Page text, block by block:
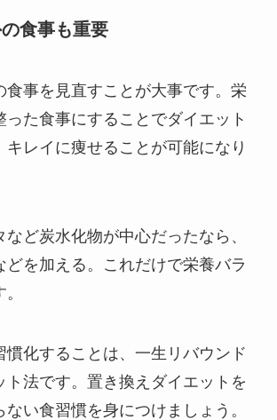
食事も重要
食事を見直すことが大事です。栄
った食事にすることでダイエット
キレイに痩せることが可能になり
など炭水化物が中心だったなら、
どを加える。これだけで栄養バラ
慣化することは、一生リバウンド
ト法です。置き換えダイエットを
ない食習慣を身につけましょう。